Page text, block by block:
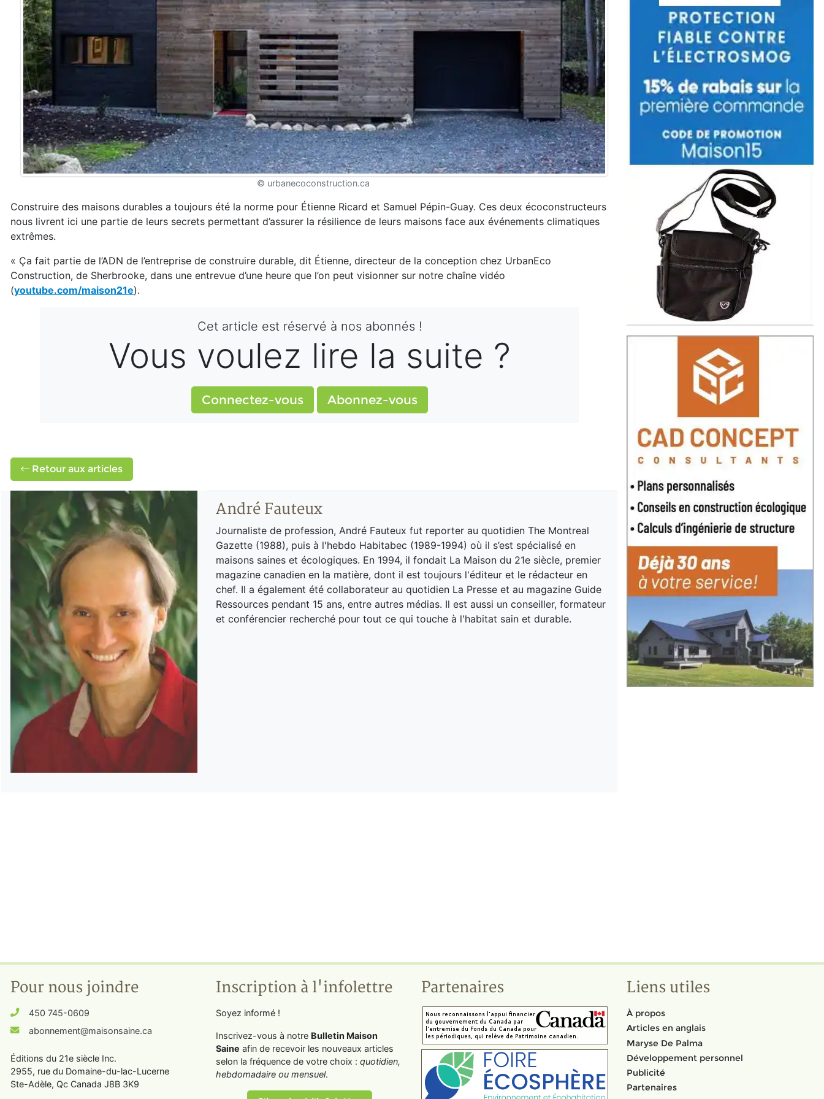
© urbanecoconstruction.ca
Construire des maisons durables a toujours été la norme pour Étienne Ricard et Samuel Pépin-Guay. Ces deux écoconstructeurs
nous livrent ici une partie de leurs secrets permettant d’assurer la résilience de leurs maisons face aux événements climatiques
extrêmes.
« Ça fait partie de l’ADN de l’entreprise de construire durable, dit Étienne, directeur de la conception chez UrbanEco
Construction, de Sherbrooke, dans une entrevue d’une heure que l’on peut visionner sur notre chaîne vidéo
(youtube.com/maison21e).
Cet article est réservé à nos abonnés !
Vous voulez lire la suite ?
Connectez-vous Abonnez-vous
Retour aux articles
André Fauteux
Journaliste de profession, André Fauteux fut reporter au quotidien The Montreal
Gazette (1988), puis à l'hebdo Habitabec (1989-1994) où il s’est spécialisé en
maisons saines et écologiques. En 1994, il fondait La Maison du 21e siècle, premier
magazine canadien en la matière, dont il est toujours l'éditeur et le rédacteur en
chef. Il a également été collaborateur au quotidien La Presse et au magazine Guide
Ressources pendant 15 ans, entre autres médias. Il est aussi un conseiller, formateur
et conférencier recherché pour tout ce qui touche à l'habitat sain et durable.
Pour nous joindre
450 745-0609
abonnement@maisonsaine.ca
Éditions du 21e siècle Inc.
2955, rue du Domaine-du-lac-Lucerne
Ste-Adèle, Qc Canada J8B 3K9
Inscription à l'infolettre
Soyez informé !
Inscrivez-vous à notre Bulletin Maison
Saine afin de recevoir les nouveaux articles
selon la fréquence de votre choix : quotidien,
hebdomadaire ou mensuel.
Partenaires Liens utiles
À propos
Articles en anglais
Maryse De Palma
Développement personnel
Publicité
Partenaires